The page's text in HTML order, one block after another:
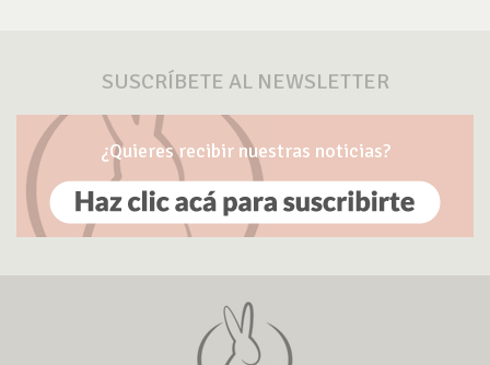
SUSCRÍBETE AL NEWSLETTER
¿Quieres recibir nuestras noticias?